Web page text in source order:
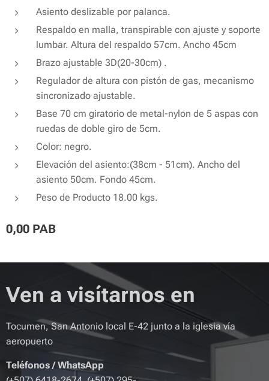
Asiento deslizable por palanca.
Respaldo en malla, transpirable con ajuste y soporte
lumbar. Altura del respaldo 57cm. Ancho 45cm
Brazo ajustable 3D(20-30cm) .
Regulador de altura con pistón de gas, mecanismo
sincronizado ajustable.
Base 70 cm giratorio de metal-nylon de 5 aspas con
ruedas de doble giro de 5cm.
Color: negro.
Elevación del asiento:(38cm - 51cm). Ancho del
asiento 50cm. Fondo 45cm.
Peso de Producto 18.00 kgs.
0,00 PAB
Ven a visítarnos en
Tocumen, San Antonio local E-42 junto a la iglesia vía
aeropuerto
Teléfonos/WhatsApp